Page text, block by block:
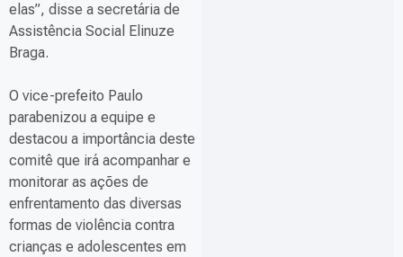
elas”, disse a secretária de
Assistência Social Elinuze
Braga.
O vice-prefeito Paulo
parabenizou a equipe e
destacou a importância deste
comitê que irá acompanhar e
monitorar as ações de
enfrentamento das diversas
formas de violência contra
crianças e adolescentes em